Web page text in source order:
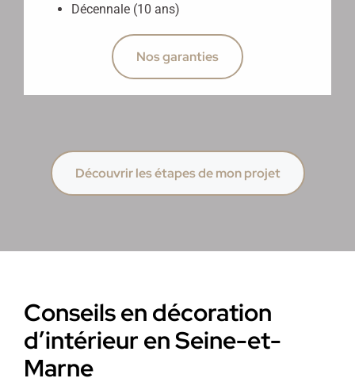
Décennale (10 ans)
Nos garanties
Découvrir les étapes de mon projet
Conseils en décoration
d’intérieur en Seine-et-
Marne